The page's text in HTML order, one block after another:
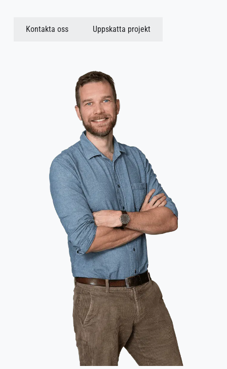
Kontakta oss Uppskatta projekt